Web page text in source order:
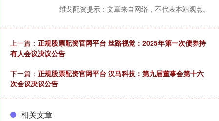
维戈配资提示：文章来自网络，不代表本站观点。
上一篇： 正规股票配资官网平台 丝路视觉：2025年第一次债券持
有人会议决议公告
下一篇： 正规股票配资官网平台 汉马科技：第九届董事会第十六
次会议决议公告
相关文章